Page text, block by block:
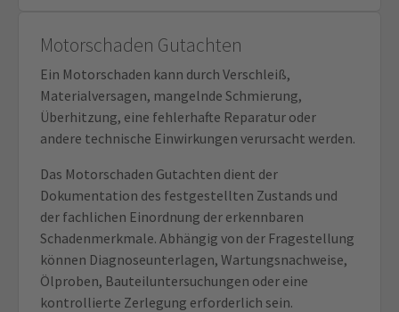
Motorschaden Gutachten
Ein Motorschaden kann durch Verschleiß,
Materialversagen, mangelnde Schmierung,
Überhitzung, eine fehlerhafte Reparatur oder
andere technische Einwirkungen verursacht werden.
Das Motorschaden Gutachten dient der
Dokumentation des festgestellten Zustands und
der fachlichen Einordnung der erkennbaren
Schadenmerkmale. Abhängig von der Fragestellung
können Diagnoseunterlagen, Wartungsnachweise,
Ölproben, Bauteiluntersuchungen oder eine
kontrollierte Zerlegung erforderlich sein.